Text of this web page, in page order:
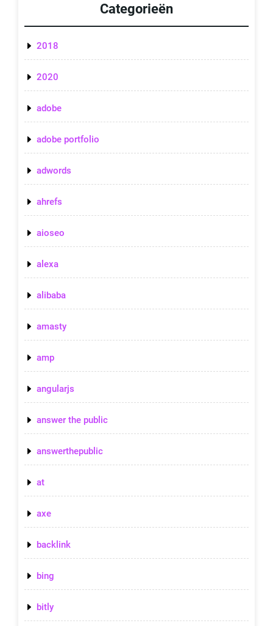
Categorieën
2018
2020
adobe
adobe portfolio
adwords
ahrefs
aioseo
alexa
alibaba
amasty
amp
angularjs
answer the public
answerthepublic
at
axe
backlink
bing
bitly